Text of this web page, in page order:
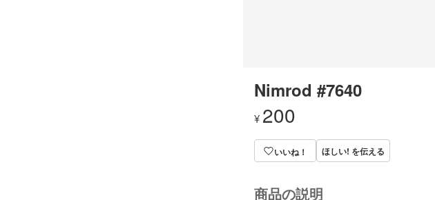
Nimrod #7640
¥ 200
いいね！ ほしい! を伝える
商品の説明